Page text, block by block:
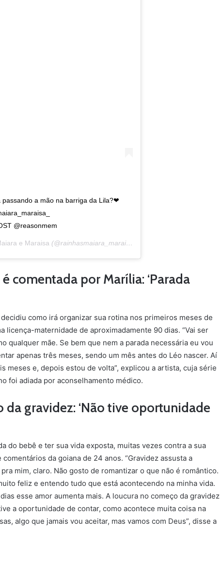
a mão na barriga da Lila?❤
@reasonmem
e Maraisa (@rainhasmaiara_maraisa_) em
comentada por Marília: ‘Parada
como irá organizar sua rotina nos primeiros meses de
licença-maternidade de aproximadamente 90 dias. “Vai ser
qualquer mãe. Se bem que nem a parada necessária eu vou
apenas três meses, sendo um mês antes do Léo nascer. Aí
meses e, depois estou de volta”, explicou a artista, cuja série
foi adiada por aconselhamento médico.
da gravidez: ‘Não tive oportunidade
do bebê e ter sua vida exposta, muitas vezes contra a sua
da goiana de 24 anos. “Gravidez assusta a
mim, claro. Não gosto de romantizar o que não é romântico.
feliz e entendo tudo que está acontecendo na minha vida.
esse amor aumenta mais. A loucura no começo da gravidez
a oportunidade de contar, como acontece muita coisa na
algo que jamais vou aceitar, mas vamos com Deus”, disse a